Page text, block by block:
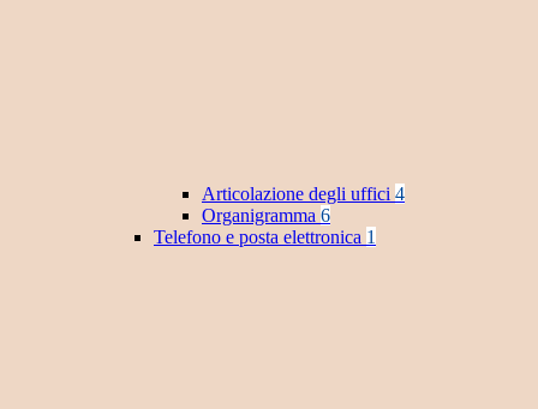
Articolazione degli uffici 4
Organigramma 6
Telefono e posta elettronica 1